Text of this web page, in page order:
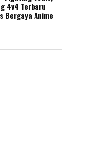
4v4 Terbaru
Bergaya Anime